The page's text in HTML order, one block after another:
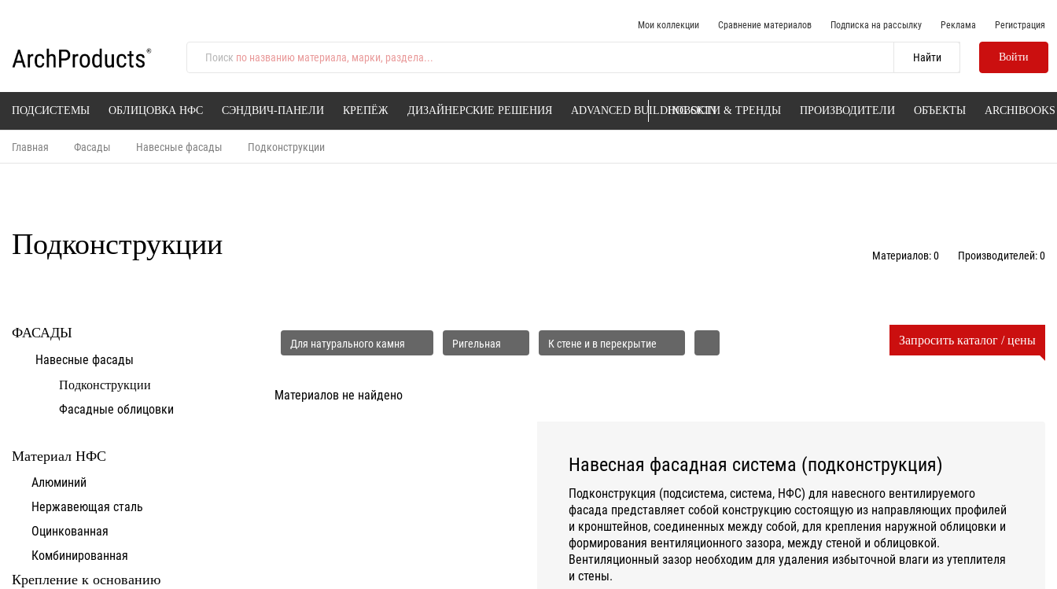
Мои коллекции Сравнение материалов Подписка на рассылку Реклама Регистрация
Поиск по названию материала, марки, раздела... Войти
ПОДСИСТЕМЫ ОБЛИЦОВКА НФС СЭНДВИЧ-ПАНЕЛИ КРЕПЁЖ ДИЗАЙНЕРСКИЕ РЕШЕНИЯ ADVANCED BUILDING SKINНОВОСТИ & ТРЕНДЫ ПРОИЗВОДИТЕЛИ ОБЪЕКТЫ ARCHIBOOKS
Главная Фасады Навесные фасады Подконструкции
Подконструкции Материалов: 0 Производителей: 0
ФАСАДЫ
Навесные фасады
Подконструкции
Фасадные облицовки
Материал НФС
Алюминий
Нержавеющая сталь
Оцинкованная
Комбинированная
Крепление к основанию
Для натурального камня Ригельная К стене и в перекрытие Запросить каталог / цены
Материалов не найдено
Навесная фасадная система (подконструкция)
Подконструкция (подсистема, система, НФС) для навесного вентилируемого
фасада представляет собой конструкцию состоящую из направляющих профилей
и кронштейнов, соединенных между собой, для крепления наружной облицовки и
формирования вентиляционного зазора, между стеной и облицовкой.
Вентиляционный зазор необходим для удаления избыточной влаги из утеплителя
и стены.